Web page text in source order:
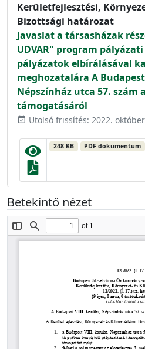
Kerületfejlesztési,
Bizottsági határozat
Javaslat a társasházak
UDVAR" program
pályázatok elbírálásával
meghozatalára A
Népszínház utca 57. szám
támogatásáról
event_available Utolsó frissítés: 2022.
248 KB PDF dokumentum
Betekintő nézet